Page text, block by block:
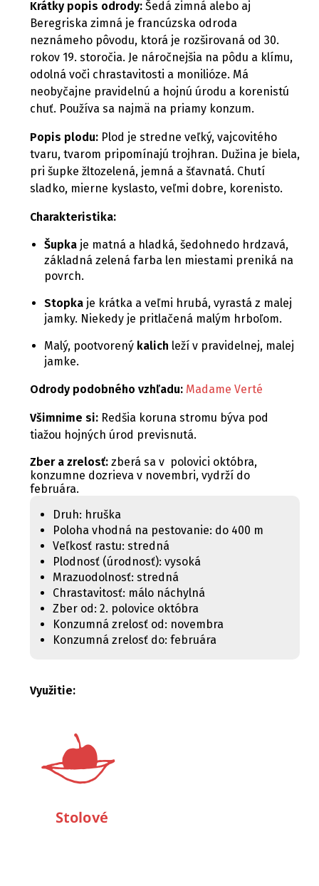
Krátky popis odrody: Šedá zimná alebo aj
Beregriska zimná je francúzska odroda
neznámeho pôvodu, ktorá je rozširovaná od 30.
rokov 19. storočia. Je náročnejšia na pôdu a klímu,
odolná voči chrastavitosti a monilióze. Má
neobyčajne pravidelnú a hojnú úrodu a korenistú
chuť. Používa sa najmä na priamy konzum.
Popis plodu: Plod je stredne veľký, vajcovitého
tvaru, tvarom pripomínajú trojhran. Dužina je biela,
pri šupke žltozelená, jemná a šťavnatá. Chutí
sladko, mierne kyslasto, veľmi dobre, korenisto.
Charakteristika:
Šupka je matná a hladká, šedohnedo hrdzavá,
základná zelená farba len miestami preniká na
povrch.
Stopka je krátka a veľmi hrubá, vyrastá z malej
jamky. Niekedy je pritlačená malým hrboľom.
Malý, pootvorený kalich leží v pravidelnej, malej
jamke.
Odrody podobného vzhľadu: Madame Verté
Všimnime si: Redšia koruna stromu býva pod
tiažou hojných úrod previsnutá.
Zber a zrelosť: zberá sa v polovici októbra,
konzumne dozrieva v novembri, vydrží do
februára.
Druh: hruška
Poloha vhodná na pestovanie: do 400 m
Veľkosť rastu: stredná
Plodnosť (úrodnosť): vysoká
Mrazuodolnosť: stredná
Chrastavitosť: málo náchylná
Zber od: 2. polovice októbra
Konzumná zrelosť od: novembra
Konzumná zrelosť do: februára
Využitie: